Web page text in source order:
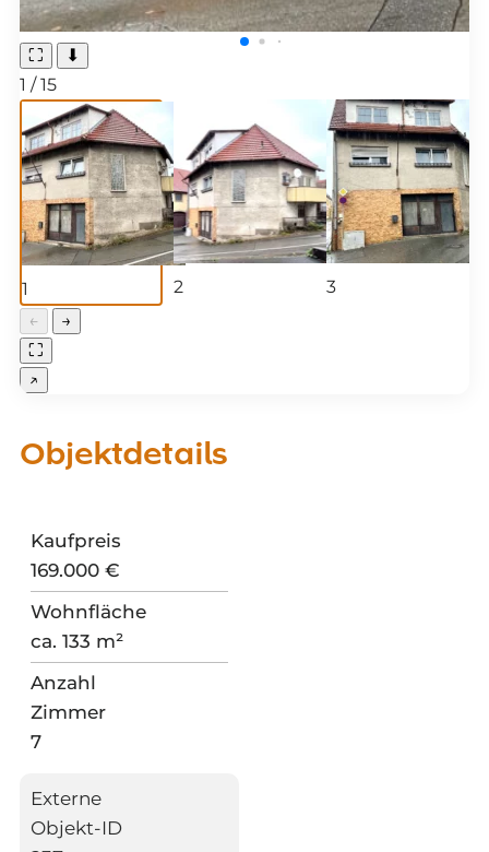
⛶ ⬇
1 / 15
1 2 3
←
→
⛶
↗
Objektdetails
Kaufpreis
169.000 €
Wohnfläche
ca. 133 m²
Anzahl
Zimmer
7
Externe
Objekt-ID